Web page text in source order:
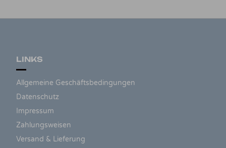
LINKS
Allgemeine Geschäftsbedingungen
Datenschutz
Impressum
Zahlungsweisen
Versand & Lieferung